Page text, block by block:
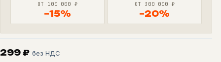
ОТ 100 000 ₽
−15%
ОТ 300 000 ₽
−20%
299 ₽ без НДС